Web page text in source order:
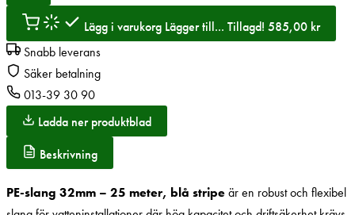
Lägg i varukorg Lägger till... Tillagd! 585,00 kr
Snabb leverans
Säker betalning
013-39 30 90
Ladda ner produktblad
Beskrivning
PE-slang 32mm – 25 meter, blå stripeär en robust och flexibel